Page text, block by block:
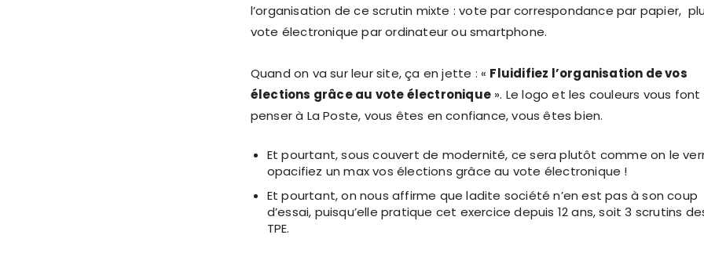
l’organisation de ce scrutin mixte : vote par correspondance par papier,
vote électronique par ordinateur ou smartphone.
Quand on va sur leur site, ça en jette : « Fluidifiez l’organisation de vos
élections grâce au vote électronique». Le logo et les couleurs vous font
penser à La Poste, vous êtes en confiance, vous êtes bien.
Et pourtant, sous couvert de modernité, ce sera plutôt comme on le
opacifiez un max vos élections grâce au vote électronique !
Et pourtant, on nous affirme que ladite société n’en est pas à son coup
d’essai, puisqu’elle pratique cet exercice depuis 12 ans, soit 3 scrutins
TPE.